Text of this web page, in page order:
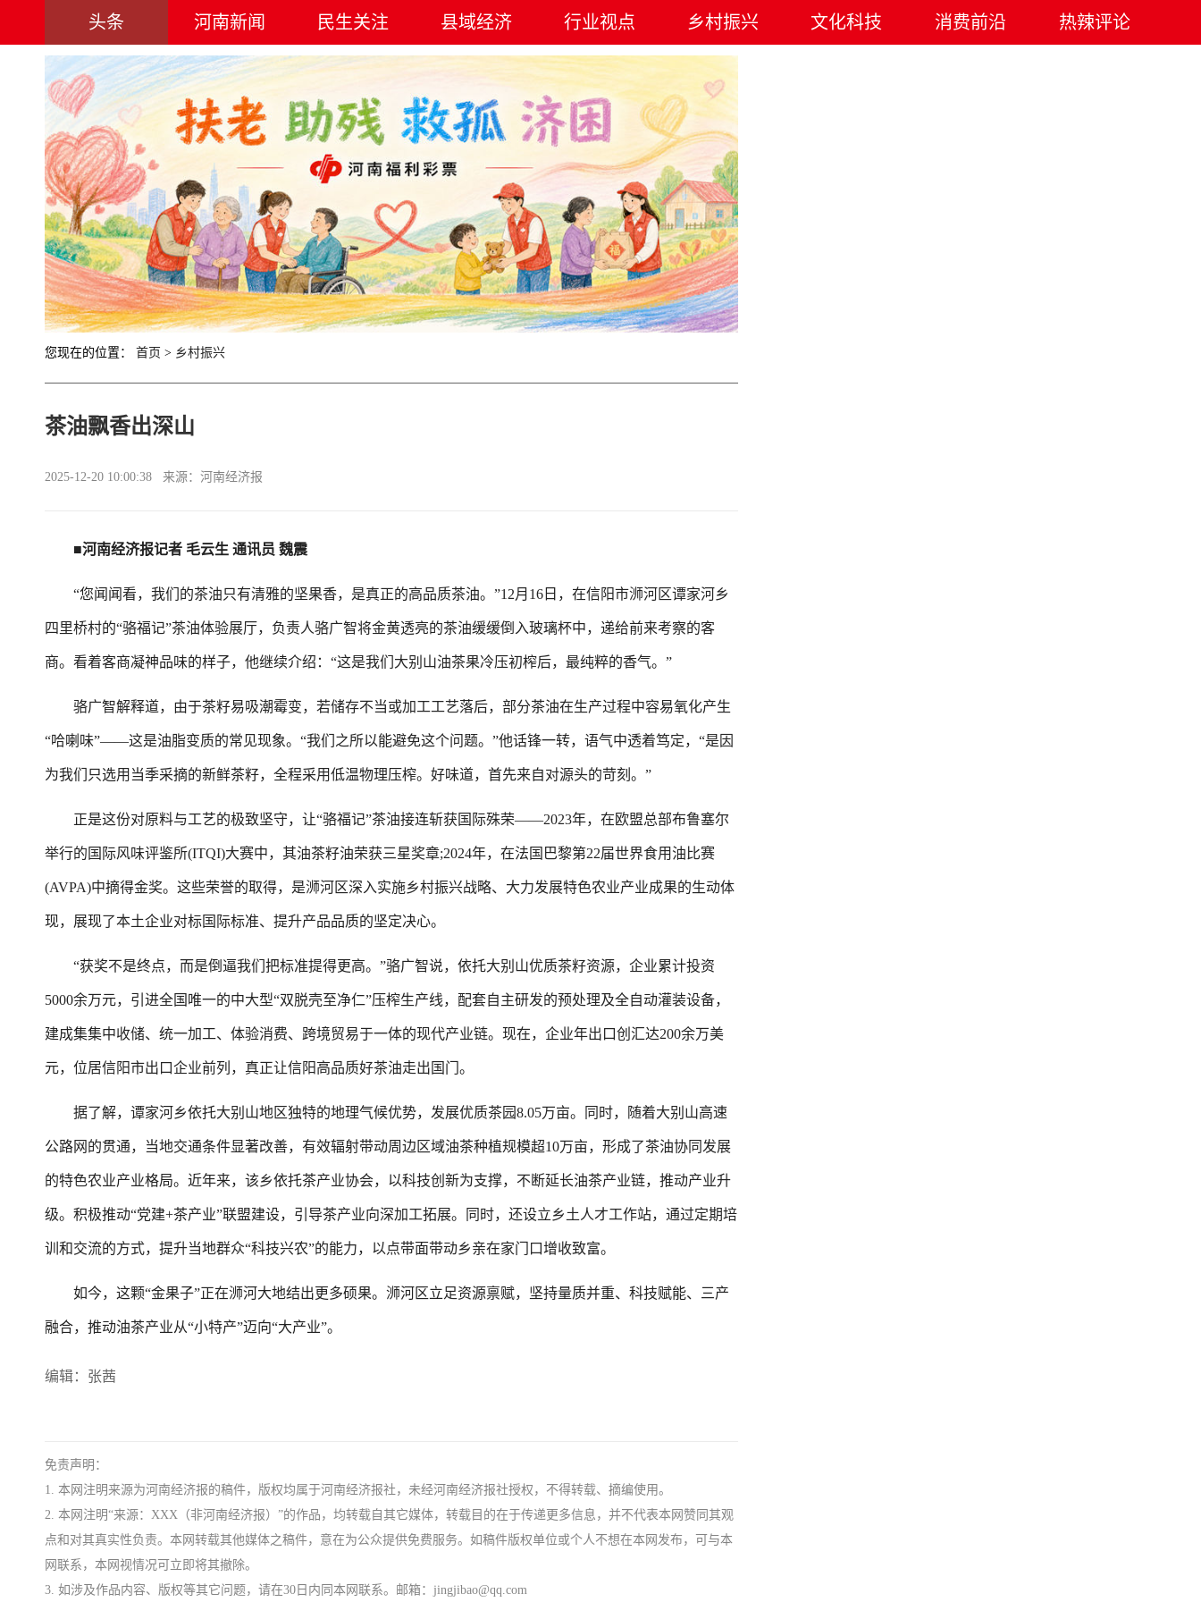
头条 河南新闻 民生关注 县域经济 行业视点 乡村振兴 文化科技 消费前沿 热辣评论
您现在的位置： 首页 > 乡村振兴
茶油飘香出深山
2025-12-20 10:00:38 来源：河南经济报
■河南经济报记者 毛云生 通讯员 魏震
“您闻闻看，我们的茶油只有清雅的坚果香，是真正的高品质茶油。”12月16日，在信阳市浉河区谭家河乡
四里桥村的“骆福记”茶油体验展厅，负责人骆广智将金黄透亮的茶油缓缓倒入玻璃杯中，递给前来考察的客
商。看着客商凝神品味的样子，他继续介绍：“这是我们大别山油茶果冷压初榨后，最纯粹的香气。”
骆广智解释道，由于茶籽易吸潮霉变，若储存不当或加工工艺落后，部分茶油在生产过程中容易氧化产生
“哈喇味”——这是油脂变质的常见现象。“我们之所以能避免这个问题。”他话锋一转，语气中透着笃定，“是因
为我们只选用当季采摘的新鲜茶籽，全程采用低温物理压榨。好味道，首先来自对源头的苛刻。”
正是这份对原料与工艺的极致坚守，让“骆福记”茶油接连斩获国际殊荣——2023年，在欧盟总部布鲁塞尔
举行的国际风味评鉴所(ITQI)大赛中，其油茶籽油荣获三星奖章;2024年，在法国巴黎第22届世界食用油比赛
(AVPA)中摘得金奖。这些荣誉的取得，是浉河区深入实施乡村振兴战略、大力发展特色农业产业成果的生动体
现，展现了本土企业对标国际标准、提升产品品质的坚定决心。
“获奖不是终点，而是倒逼我们把标准提得更高。”骆广智说，依托大别山优质茶籽资源，企业累计投资
5000余万元，引进全国唯一的中大型“双脱壳至净仁”压榨生产线，配套自主研发的预处理及全自动灌装设备，
建成集集中收储、统一加工、体验消费、跨境贸易于一体的现代产业链。现在，企业年出口创汇达200余万美
元，位居信阳市出口企业前列，真正让信阳高品质好茶油走出国门。
据了解，谭家河乡依托大别山地区独特的地理气候优势，发展优质茶园8.05万亩。同时，随着大别山高速
公路网的贯通，当地交通条件显著改善，有效辐射带动周边区域油茶种植规模超10万亩，形成了茶油协同发展
的特色农业产业格局。近年来，该乡依托茶产业协会，以科技创新为支撑，不断延长油茶产业链，推动产业升
级。积极推动“党建+茶产业”联盟建设，引导茶产业向深加工拓展。同时，还设立乡土人才工作站，通过定期培
训和交流的方式，提升当地群众“科技兴农”的能力，以点带面带动乡亲在家门口增收致富。
如今，这颗“金果子”正在浉河大地结出更多硕果。浉河区立足资源禀赋，坚持量质并重、科技赋能、三产
融合，推动油茶产业从“小特产”迈向“大产业”。
编辑：张茜
免责声明：
1. 本网注明来源为河南经济报的稿件，版权均属于河南经济报社，未经河南经济报社授权，不得转载、摘编使用。
2. 本网注明“来源：XXX（非河南经济报）”的作品，均转载自其它媒体，转载目的在于传递更多信息，并不代表本网赞同其观
点和对其真实性负责。本网转载其他媒体之稿件，意在为公众提供免费服务。如稿件版权单位或个人不想在本网发布，可与本
网联系，本网视情况可立即将其撤除。
3. 如涉及作品内容、版权等其它问题，请在30日内同本网联系。邮箱：jingjibao@qq.com